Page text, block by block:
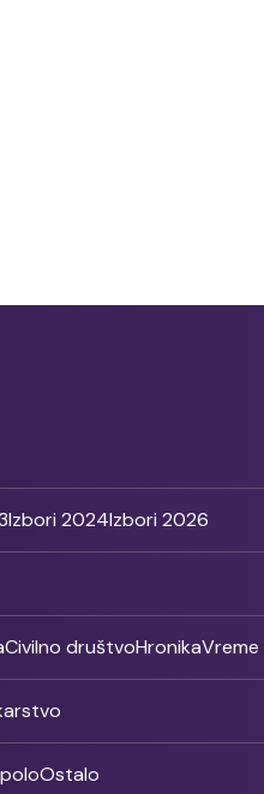
Izbori 2024Izbori 2026
Civilno društvoHronikaVreme
Ostalo